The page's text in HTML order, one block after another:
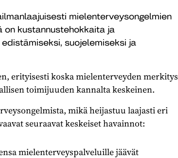
mielenterveysongelmien
on kustannustehokkaita ja
suojelemiseksi ja
erityisesti koska mielenterveyden merkitys
toimijuuden kannalta keskeinen.
mikä heijastuu laajasti eri
seuraavat keskeiset havainnot:
mielenterveyspalveluille jäävät